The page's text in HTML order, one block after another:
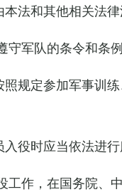
法和其他相关法律
守军队的条令和条
规定参加军事训
役时应当依法进行
工作，在国务院、